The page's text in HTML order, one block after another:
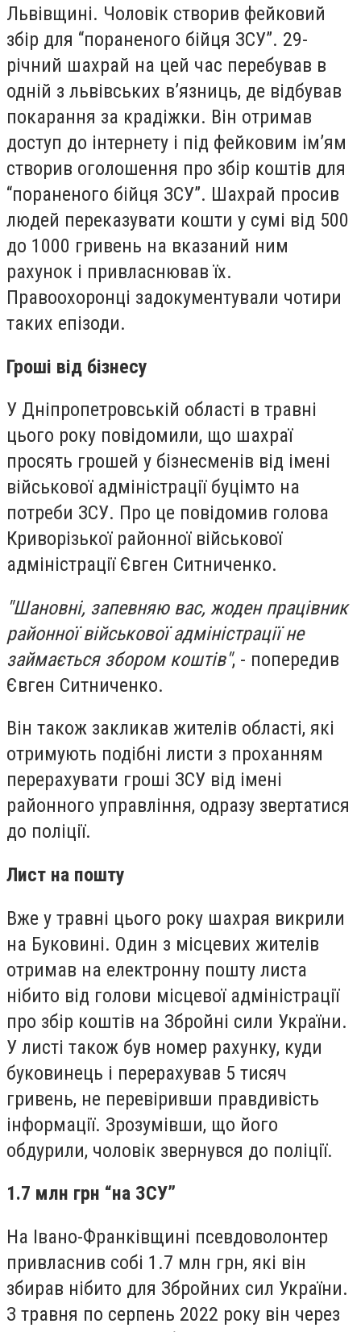
Львівщині. Чоловік створив фейковий
збір для “пораненого бійця ЗСУ”. 29-
річний шахрай на цей час перебував в
одній з львівських в’язниць, де відбував
покарання за крадіжки. Він отримав
доступ до інтернету і під фейковим ім’ям
створив оголошення про збір коштів для
“пораненого бійця ЗСУ”. Шахрай просив
людей переказувати кошти у сумі від 500
до 1000 гривень на вказаний ним
рахунок і привласнював їх.
Правоохоронці задокументували чотири
таких епізоди.
Гроші від бізнесу
У Дніпропетровській області в травні
цього року повідомили, що шахраї
просять грошей у бізнесменів від імені
військової адміністрації буцімто на
потреби ЗСУ. Про це повідомив голова
Криворізької районної військової
адміністрації Євген Ситниченко.
"Шановні, запевняю вас, жоден працівник
районної військової адміністрації не
займається збором коштів", - попередив
Євген Ситниченко.
Він також закликав жителів області, які
отримують подібні листи з проханням
перерахувати гроші ЗСУ від імені
районного управління, одразу звертатися
до поліції.
Лист на пошту
Вже у травні цього року шахрая викрили
на Буковині. Один з місцевих жителів
отримав на електронну пошту листа
нібито від голови місцевої адміністрації
про збір коштів на Збройні сили України.
У листі також був номер рахунку, куди
буковинець і перерахував 5 тисяч
гривень, не перевіривши правдивість
інформації. Зрозумівши, що його
обдурили, чоловік звернувся до поліції.
1.7 млн грн “на ЗСУ”
На Івано-Франківщині псевдоволонтер
привласнив собі 1.7 млн грн, які він
збирав нібито для Збройних сил України.
З травня по серпень 2022 року він через